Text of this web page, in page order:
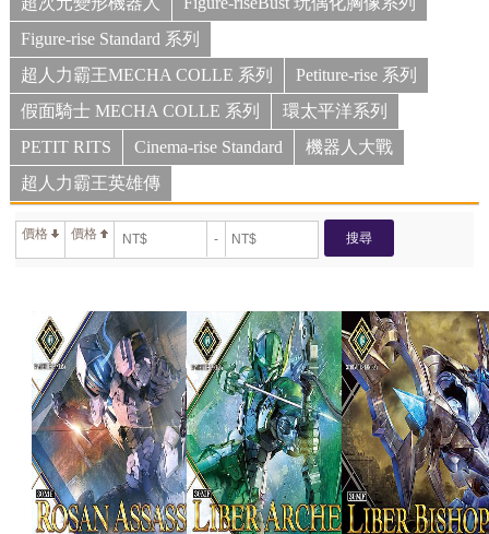
Figure-rise Standard 系列
超人力霸王MECHA COLLE 系列
Petiture-rise 系列
假面騎士 MECHA COLLE 系列
環太平洋系列
PETIT RITS
Cinema-rise Standard
機器人大戰
超人力霸王英雄傳
價格 價格 - 搜尋